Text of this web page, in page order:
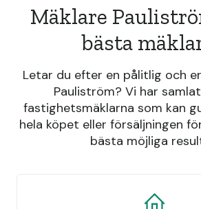
Mäklare
bästa
Letar du efter en pålitlig och
Pauliström? Vi har
fastighetsmäklarna som kan
hela köpet eller försäljningen
bästa möjliga